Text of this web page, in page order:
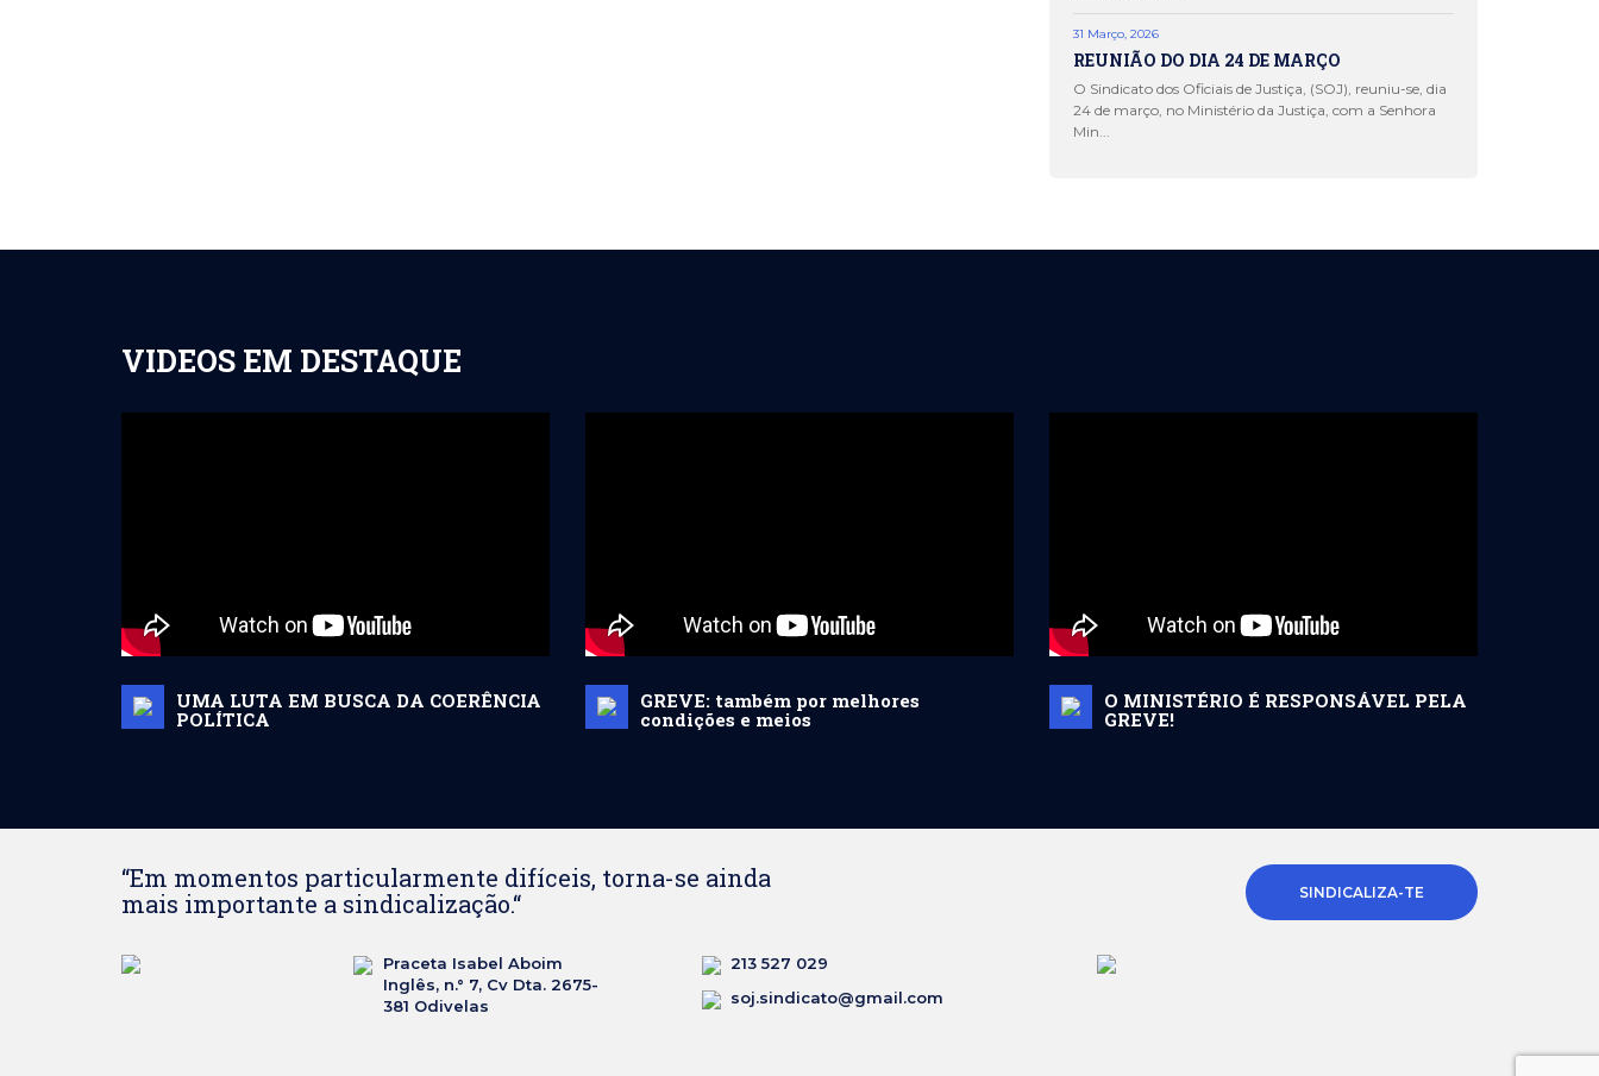
31 Março, 2026
REUNIÃO DO DIA 24 DE MARÇO
O Sindicato dos Oficiais de Justiça, (SOJ), reuniu-se, dia
24 de março, no Ministério da Justiça, com a Senhora
Min...
VIDEOS EM DESTAQUE
UMA LUTA EM BUSCA DA COERÊNCIA
POLÍTICA
GREVE: também por melhores
condições e meios
O MINISTÉRIO É RESPONSÁVEL PELA
GREVE!
“Em momentos particularmente difíceis, torna-se ainda
mais importante a sindicalização.“
SINDICALIZA-TE
Praceta Isabel Aboim
Inglês, n.° 7, Cv Dta. 2675-
381 Odivelas
213 527 029
soj.sindicato@gmail.com